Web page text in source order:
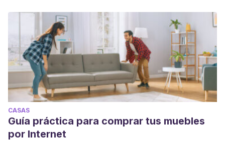
CASAS
Guía práctica para comprar tus muebles
por Internet